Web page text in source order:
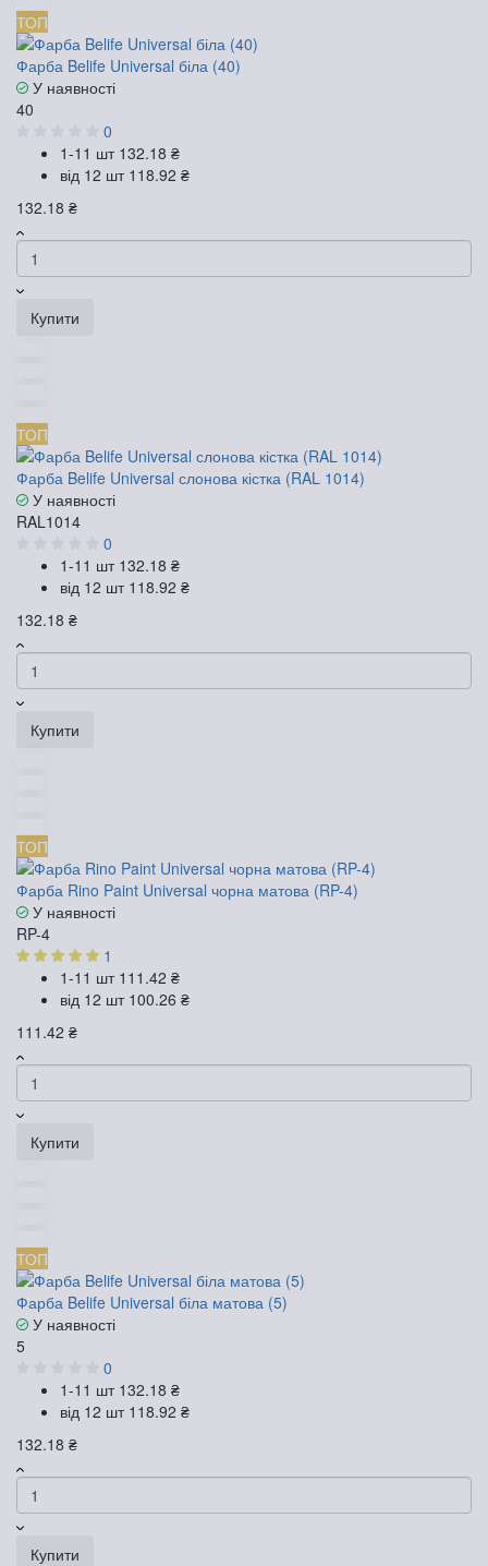
ТОП
Фарба Belife Universal біла (40)
У наявності
40
0
1-11 шт 132.18 ₴
від 12 шт 118.92 ₴
132.18 ₴
Купити
ТОП
Фарба Belife Universal слонова кістка (RAL 1014)
У наявності
RAL1014
0
1-11 шт 132.18 ₴
від 12 шт 118.92 ₴
132.18 ₴
Купити
ТОП
Фарба Rino Paint Universal чорна матова (RP-4)
У наявності
RP-4
1
1-11 шт 111.42 ₴
від 12 шт 100.26 ₴
111.42 ₴
Купити
ТОП
Фарба Belife Universal біла матова (5)
У наявності
5
0
1-11 шт 132.18 ₴
від 12 шт 118.92 ₴
132.18 ₴
Купити